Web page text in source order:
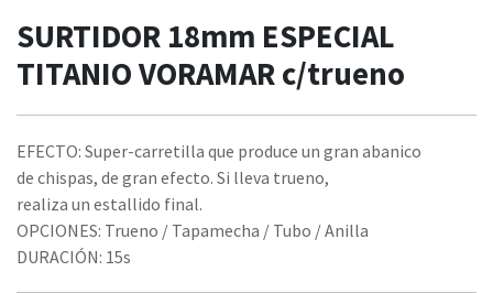
SURTIDOR 18mm ESPECIAL
TITANIO VORAMAR c/trueno
EFECTO: Super-carretilla que produce un gran abanico
de chispas, de gran efecto. Si lleva trueno,
realiza un estallido final.
OPCIONES: Trueno / Tapamecha / Tubo / Anilla
DURACIÓN: 15s